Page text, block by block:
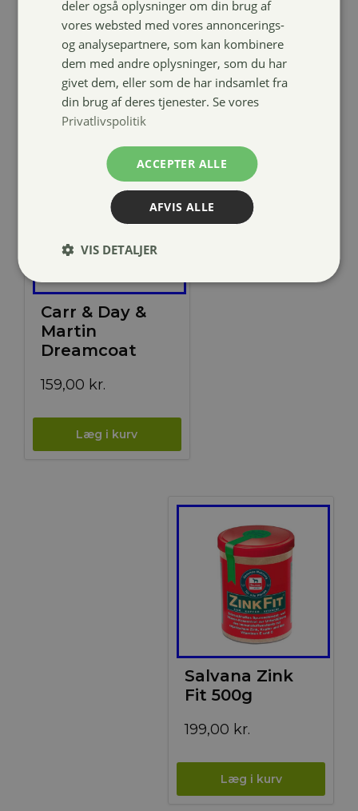
99,00kr.
Carr & Day &
Martin
Dreamcoat
159,00 kr.
Salvana Zink
Fit 500g
199,00 kr.
deler også oplysninger om din brug af
vores websted med vores annoncerings-
og analysepartnere, som kan kombinere
dem med andre oplysninger, som du har
givet dem, eller som de har indsamlet fra
din brug af deres tjenester. Se vores
Privatlivspolitik
ACCEPTER ALLE
AFVIS ALLE
VIS DETALJER